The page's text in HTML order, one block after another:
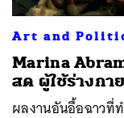
Art and
Marina
สด ผู้ใช้ร่างก
ผลงานอันอื้อฉาวที่